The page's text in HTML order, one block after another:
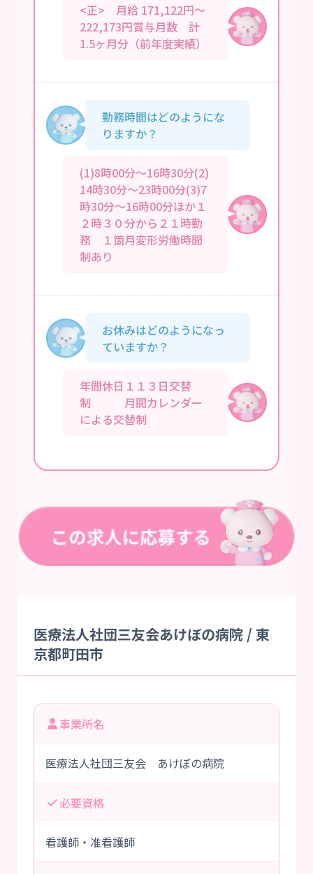
<正> 月給 171,122円～
222,173円賞与月数 計
1.5ヶ月分（前年度実績）
勤務時間はどのようにな
りますか？
(1)8時00分～16時30分(2)
14時30分～23時00分(3)7
時30分～16時00分ほか１
２時３０分から２１時勤
務 １箇月変形労働時間
制あり
お休みはどのようになっ
ていますか？
年間休日１１３日交替
制 月間カレンダー
による交替制
医療法人社団三友会あけぼの病院 / 東
京都町田市
事業所名
医療法人社団三友会 あけぼの病院
必要資格
看護師・准看護師